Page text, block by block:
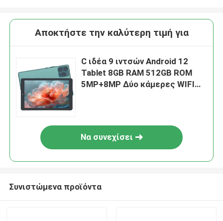
Αποκτήστε την καλύτερη τιμή για
C ιδέα 9 ιντσών Android 12
Tablet 8GB RAM 512GB ROM
5MP+8MP Δύο κάμερες WIFI
Να συνεχίσει
Συνιστώμενα προϊόντα